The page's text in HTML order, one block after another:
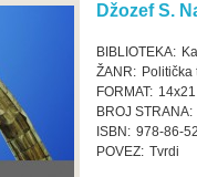
Džozef S.
BIBLIOTEKA:
ŽANR: Politička
FORMAT: 14x21
BROJ STRANA:
ISBN: 978-86-
POVEZ: Tvrdi